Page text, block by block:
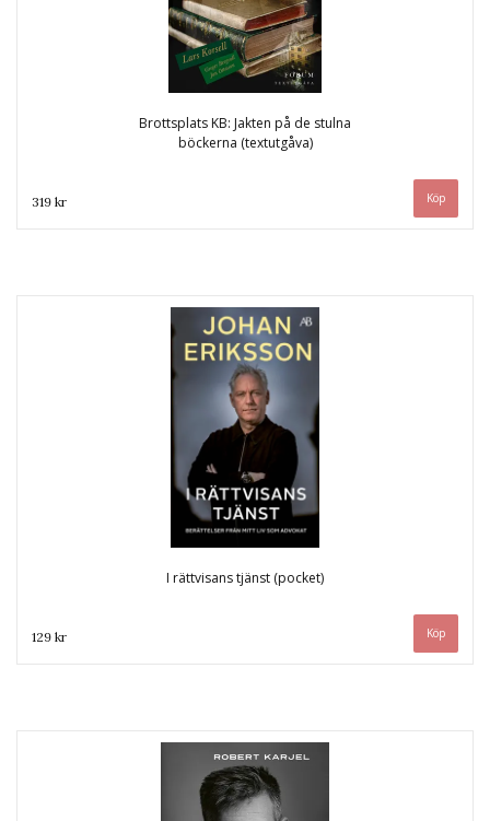
Brottsplats KB: Jakten på de stulna
böckerna (textutgåva)
319 kr
I rättvisans tjänst (pocket)
129 kr